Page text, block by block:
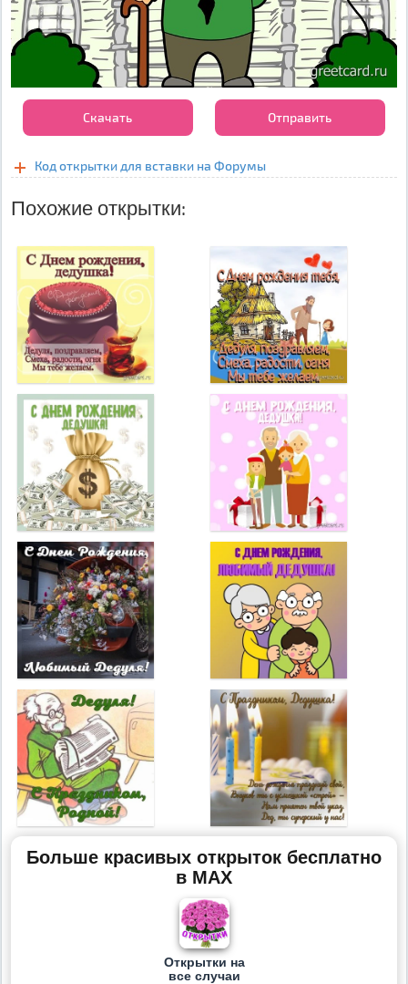
Скачать Отправить
Код открытки для вставки на Форумы
Похожие открытки:
Больше красивых открыток бесплатно
в MAX
Открытки на
все случаи